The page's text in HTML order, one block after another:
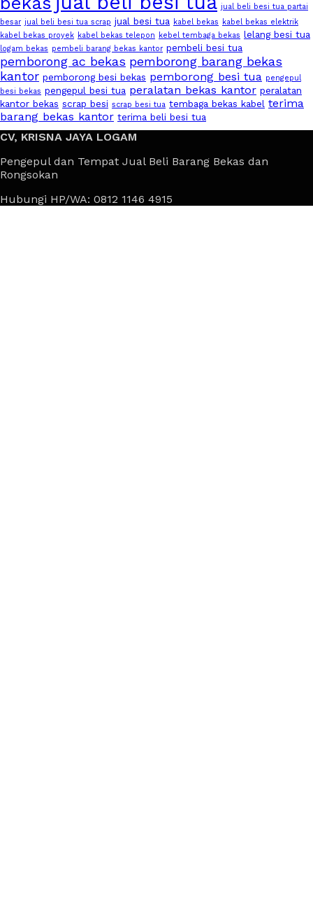
jual beli besi tua partai
besar jual beli besi tua scrap jual besi tua kabel bekas kabel bekas elektrik
kabel bekas proyek kabel bekas telepon kebel tembaga bekas lelang besi tua
logam bekas pembeli barang bekas kantor pembeli besi tua
pemborong ac bekas pemborong barang bekas
kantor pemborong besi bekas pemborong besi tua pengepul
besi bekas pengepul besi tua peralatan bekas kantor peralatan
kantor bekas scrap besi scrap besi tua tembaga bekas kabel terima
barang bekas kantor terima beli besi tua
CV, KRISNA JAYA LOGAM
Pengepul dan Tempat Jual Beli Barang Bekas dan
Rongsokan
Hubungi HP/WA: 0812 1146 4915